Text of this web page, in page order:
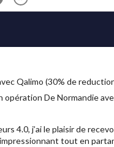
Qalimo (30% de
De Normandie
4.0, j’ai le plaisir de
tout en